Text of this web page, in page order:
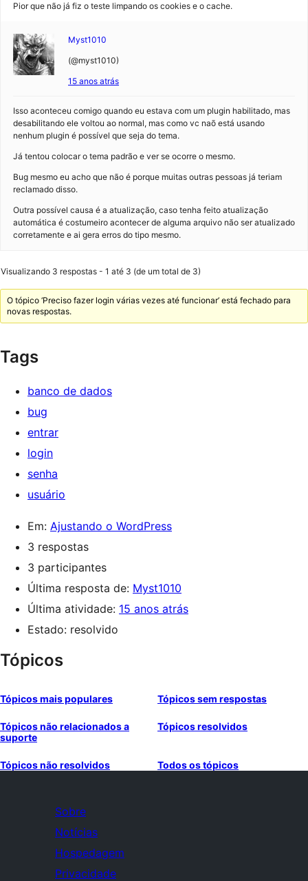
Pior que não já fiz o teste limpando os cookies e o cache.
Myst1010
(@myst1010)
15 anos atrás
Isso aconteceu comigo quando eu estava com um plugin habilitado, mas
desabilitando ele voltou ao normal, mas como vc naõ está usando
nenhum plugin é possível que seja do tema.
Já tentou colocar o tema padrão e ver se ocorre o mesmo.
Bug mesmo eu acho que não é porque muitas outras pessoas já teriam
reclamado disso.
Outra possível causa é a atualização, caso tenha feito atualização
automática é costumeiro acontecer de alguma arquivo não ser atualizado
corretamente e ai gera erros do tipo mesmo.
Visualizando 3 respostas - 1 até 3 (de um total de 3)
O tópico ‘Preciso fazer login várias vezes até funcionar’ está fechado para
novas respostas.
Tags
banco de dados
bug
entrar
login
senha
usuário
Em: Ajustando o WordPress
3 respostas
3 participantes
Última resposta de: Myst1010
Última atividade: 15 anos atrás
Estado: resolvido
Tópicos
Tópicos mais populares Tópicos sem respostas
Tópicos não relacionados a
suporte
Tópicos resolvidos
Tópicos não resolvidos Todos os tópicos
Sobre
Notícias
Hospedagem
Privacidade